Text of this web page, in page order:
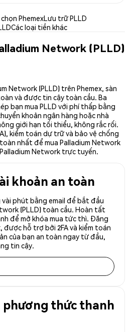
PhemexLưu trữ PLLD
Các loại tiền khác
Network (PLLD)
Network (PLLD) trên Phemex, sàn
và được tin cậy toàn cầu. Ba
bạn mua PLLD với phí thấp bằng
khoản ngân hàng hoặc nhà
giới hạn tối thiểu, không rắc rối.
kiểm toán dự trữ và bảo vệ chống
nhất để mua Palladium Network
Network trực tuyến.
khoản an toàn
phút bằng email để bắt đầu
(PLLD) toàn cầu. Hoàn tất
để mở khóa mua tức thì. Đăng
được hỗ trợ bởi 2FA và kiểm toán
của bạn an toàn ngay từ đầu,
tin cậy.
phương thức thanh